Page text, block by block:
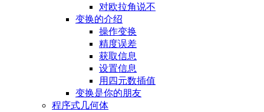
对欧拉角说不
变换的介绍
操作变换
精度误差
获取信息
设置信息
用四元数插值
变换是你的朋友
程序式几何体